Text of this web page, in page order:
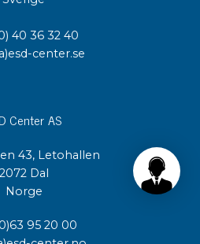
40 36 32 40
center.se
Center AS
43, Letohallen
2072 Dal
Norge
95 20 00